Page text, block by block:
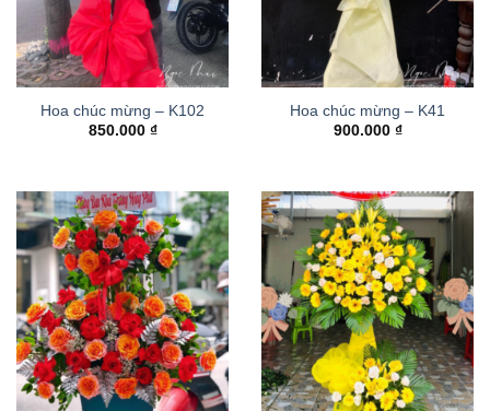
Hoa chúc mừng – K102
850.000 ₫
Hoa chúc mừng – K41
900.000 ₫